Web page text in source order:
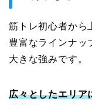
筋トレ初心者から
豊富なラインナッ
大きな強みです。
広々としたエリア